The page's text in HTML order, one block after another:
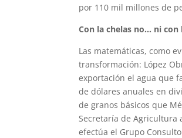
por 110 mil millones de
Con la chelas no… ni con
Las matemáticas, como
transformación: López
exportación el agua que
de dólares anuales en
de granos básicos que
Secretaría de Agricultura
efectúa el Grupo